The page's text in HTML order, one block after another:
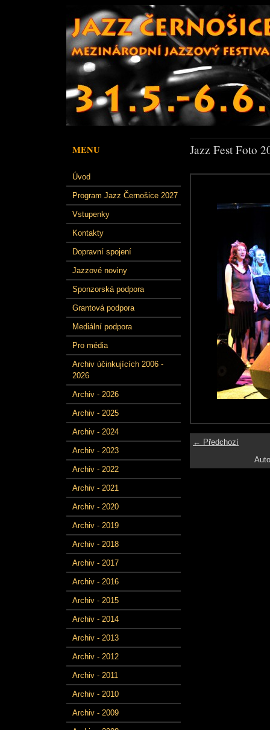
MENU
Úvod
Program Jazz Černošice 2027
Vstupenky
Kontakty
Dopravní spojení
Jazzové noviny
Sponzorská podpora
Grantová podpora
Mediální podpora
Pro média
Archiv účinkujících 2006 -
2026
Archiv - 2026
Archiv - 2025
Archiv - 2024
Archiv - 2023
Archiv - 2022
Archiv - 2021
Archiv - 2020
Archiv - 2019
Archiv - 2018
Archiv - 2017
Archiv - 2016
Archiv - 2015
Archiv - 2014
Archiv - 2013
Archiv - 2012
Archiv - 2011
Archiv - 2010
Archiv - 2009
Jazz Fest Foto
← Předchozí